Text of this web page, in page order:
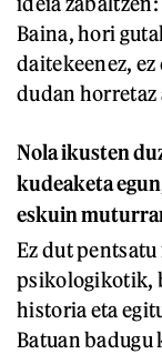
Baina, hori
daitekeenez,
dudan horretaz
Nola ikusten
kudeaketa
eskuin
Ez dut
psikologikotik,
historia eta
Batuan badugu